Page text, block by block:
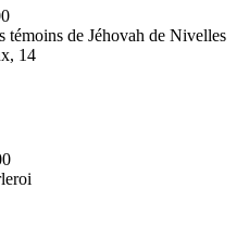
témoins de Jéhovah de Nivelles
14